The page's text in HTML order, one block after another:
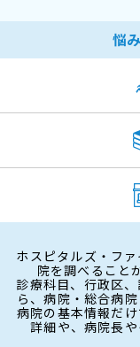
悩
ホスピタルズ・フ
院を調べること
診療科目、行政区
ら、病院・総合病
病院の基本情報だ
詳細や、病院長